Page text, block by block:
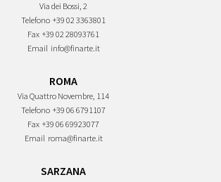
Via dei Bossi, 2
Telefono +39 02 3363801
Fax +39 02 28093761
Email info@finarte.it
ROMA
Via Quattro Novembre, 114
Telefono +39 06 6791107
Fax +39 06 69923077
Email roma@finarte.it
SARZANA